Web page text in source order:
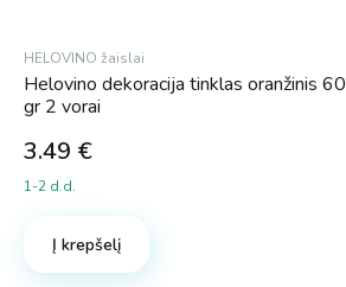
HELOVINO žaislai
Helovino dekoracija tinklas oranžinis 60
gr 2 vorai
3.49 €
1-2 d.d.
Į krepšelį